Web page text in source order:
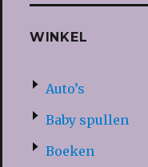
WINKEL
Auto’s
Baby spullen
Boeken